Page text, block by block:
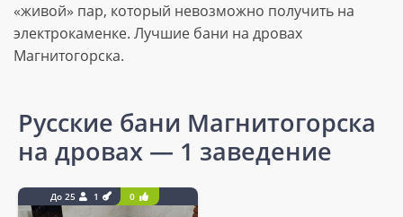
«живой» пар, который невозможно получить на
электрокаменке. Лучшие бани на дровах
Магнитогорска.
Русские бани Магнитогорска
на дровах — 1 заведение
До 25 1 0